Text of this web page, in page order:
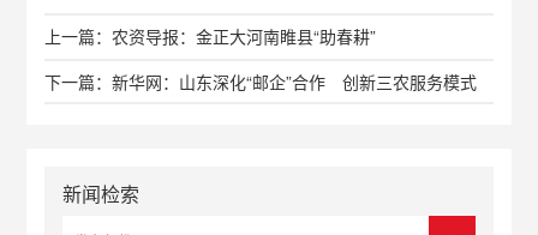
上一篇：农资导报：金正大河南睢县“助春耕”
下一篇：新华网：山东深化“邮企”合作 创新三农服务模式
新闻检索